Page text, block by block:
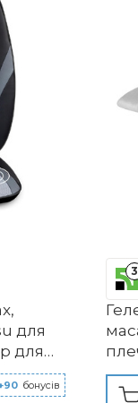
для
для
та
бонусів
3